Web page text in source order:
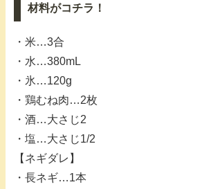
材料がコチラ！
・米…3合
・水…380mL
・氷…120g
・鶏むね肉…2枚
・酒…大さじ2
・塩…大さじ1/2
【ネギダレ】
・長ネギ…1本